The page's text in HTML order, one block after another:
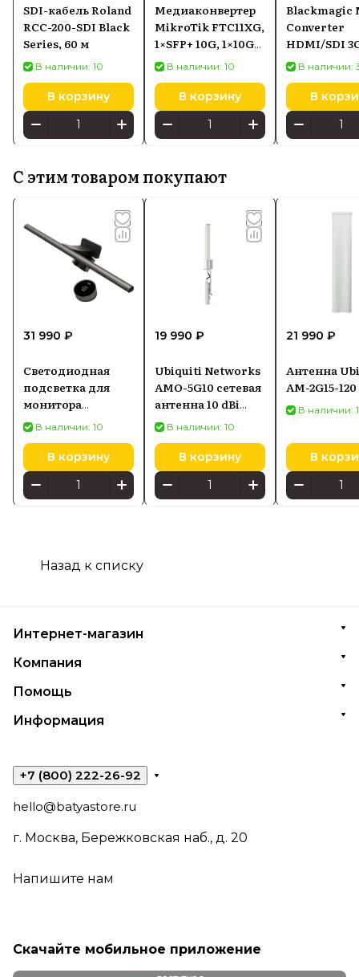
SDI-кабель Roland
RCC-200-SDI Black
Series, 60 м
В наличии: 10
В корзину
Медиаконвертер
MikroTik FTC11XG,
1×SFP+ 10G, 1×10G
Ethernet
В наличии: 10
В корзину
Blackmagic
Converter
HDMI/SDI
В наличии:
В
С этим товаром покупают
31 990 ₽
Светодиодная
подсветка для
монитора
SCREENBAR HALO
2
В наличии: 10
В корзину
19 990 ₽
Ubiquiti Networks
AMO-5G10 сетевая
антенна 10 dBi
Секторная
антенна
В наличии: 10
В корзину
21 990 ₽
Антенна
AM-2G15-120
В наличии:
В
Назад к списку
Интернет-магазин
Компания
Помощь
Информация
+7 (800) 222-26-92
hello@batyastore.ru
г. Москва, Бережковская наб., д. 20
Напишите нам
Скачайте мобильное приложение